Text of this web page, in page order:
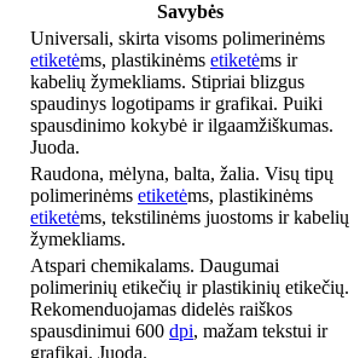
Savybės
Universali, skirta visoms polimerinėms
etiketėms, plastikinėms etiketėms ir
kabelių žymekliams. Stipriai blizgus
spaudinys logotipams ir grafikai. Puiki
spausdinimo kokybė ir ilgaamžiškumas.
Juoda.
Raudona, mėlyna, balta, žalia. Visų tipų
polimerinėms etiketėms, plastikinėms
etiketėms, tekstilinėms juostoms ir kabelių
žymekliams.
Atspari chemikalams. Daugumai
polimerinių etikečių ir plastikinių etikečių.
Rekomenduojamas didelės raiškos
spausdinimui 600 dpi, mažam tekstui ir
grafikai. Juoda.